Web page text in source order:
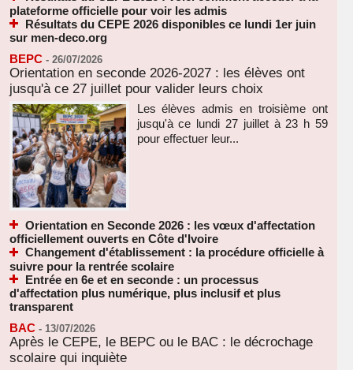
plateforme officielle pour voir les admis
Résultats du CEPE 2026 disponibles ce lundi 1er juin
sur men-deco.org
BEPC - 26/07/2026
Orientation en seconde 2026-2027 : les élèves ont
jusqu'à ce 27 juillet pour valider leurs choix
Les élèves admis en troisième ont
jusqu'à ce lundi 27 juillet à 23 h 59
pour effectuer leur...
Orientation en Seconde 2026 : les vœux d'affectation
officiellement ouverts en Côte d'Ivoire
Changement d'établissement : la procédure officielle à
suivre pour la rentrée scolaire
Entrée en 6e et en seconde : un processus
d'affectation plus numérique, plus inclusif et plus
transparent
BAC - 13/07/2026
Après le CEPE, le BEPC ou le BAC : le décrochage
scolaire qui inquiète